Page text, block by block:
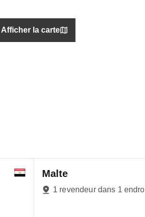
Afficher la carte
Malte
1 revendeur dans 1